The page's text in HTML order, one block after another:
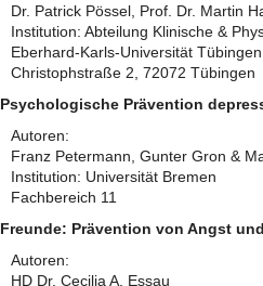
Dr. Patrick Pössel, Prof. Dr. Martin
Institution: Abteilung Klinische &
Eberhard-Karls-Universität Tübingen
Christophstraße 2, 72072 Tübingen
Psychologische Prävention
Autoren:
Franz Petermann, Gunter Gron &
Institution: Universität Bremen
Fachbereich 11
Freunde: Prävention von Angst
Autoren:
HD Dr. Cecilia A. Essau